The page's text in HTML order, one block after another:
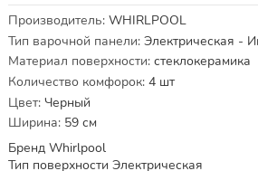
Характеристики
Производитель: WHIRLPOOL
Тип варочной панели: Электрическая -
Материал поверхности: стеклокерамика
Количество комфорок: 4 шт
Цвет: Черный
Ширина: 59 см
Бренд Whirlpool
Тип поверхности Электрическая